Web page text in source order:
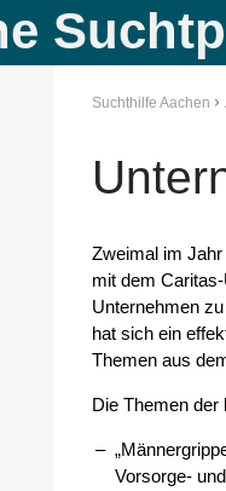
Suchthilfe Aachen
Zweimal im
mit dem
Unternehmen
hat sich ein
Themen aus
Die Themen der
Vorsorge-